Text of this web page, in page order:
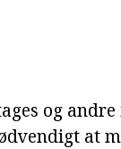
og
at